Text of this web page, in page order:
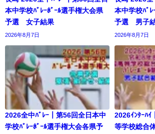
本中学校ﾊﾞﾚｰﾎﾞｰﾙ選手権大会県
予選 女子結果
2026年8月7日
本中学校ﾊﾞﾚ
予選 男子
2026年8月7日
2026全中ﾊﾞﾚｰ｜第56回全日本中
学校ﾊﾞﾚｰﾎﾞｰﾙ選手権大会各県予
2026ｲﾝﾀｰﾊｲ
等学校総合